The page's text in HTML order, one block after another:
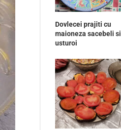
Dovlecei prajiti cu
maioneza sacebeli si
usturoi